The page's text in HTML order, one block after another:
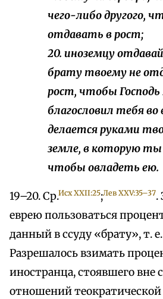
чего-либо другого,
отдавать в рост;
20. иноземцу
брату твоему не
рост, чтобы Господь
благословил тебя
делается руками
земле, в которую ты
чтобы овладеть ею.
19–20. Ср.Исх XXII:25;Лев XXV:35–37.
еврею пользоваться
данный в ссуду «брату», т.
Разрешалось взимать
иностранца, стоявшего вне
отношений